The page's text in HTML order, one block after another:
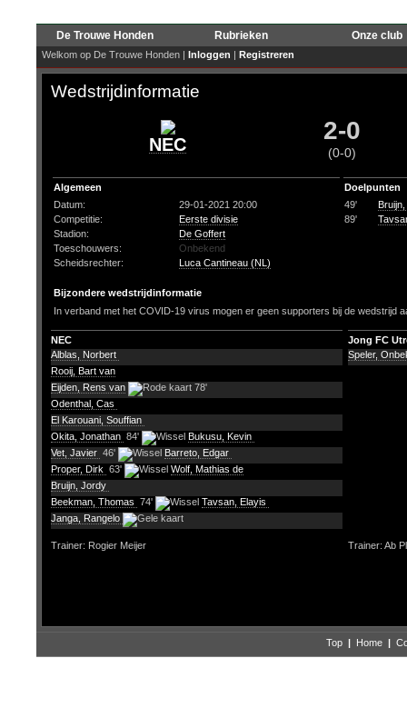
De Trouwe Honden Rubrieken Onze club
Welkom op De Trouwe Honden | Inloggen | Registreren
Wedstrijdinformatie
NEC 2-0
(0-0)
Algemeen
Datum:
29-01-2021 20:00
Competitie:
Eerste divisie
Stadion:
De Goffert
Toeschouwers:
Onbekend
Scheidsrechter:
Luca Cantineau (NL)
Doelpunten
49'
89'
Bijzondere wedstrijdinformatie
In verband met het COVID-19 virus mogen er geen supporters bij de wedstrijd
NEC
Jong FC
Alblas, Norbert
Rooij, Bart van
Eijden, Rens van
78'
Odenthal, Cas
El Karouani, Souffian
Okita, Jonathan 84'
Bukusu, Kevin
Vet, Javier 46'
Barreto, Edgar
Proper, Dirk 63'
Wolf, Mathias de
Bruijn, Jordy
Beekman, Thomas 74'
Tavsan, Elayis
Janga, Rangelo
Speler,
Trainer: Rogier Meijer Trainer: Ab
Top | Home |